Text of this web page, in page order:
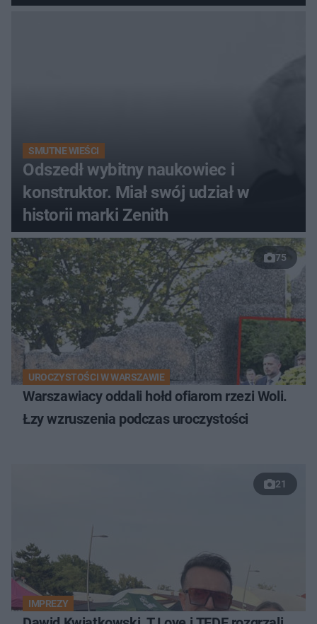
SMUTNE WIEŚCI
Odszedł wybitny naukowiec i
konstruktor. Miał swój udział w
historii marki Zenith
75
UROCZYSTOŚCI W WARSZAWIE
Warszawiacy oddali hołd ofiarom rzezi Woli.
Łzy wzruszenia podczas uroczystości
21
IMPREZY